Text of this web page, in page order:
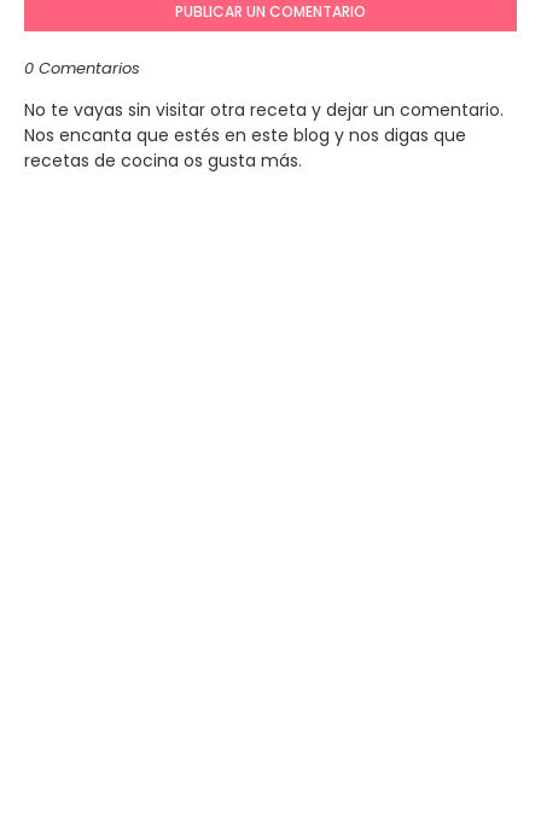
PUBLICAR UN COMENTARIO
0 Comentarios
No te vayas sin visitar otra receta y dejar un comentario.
Nos encanta que estés en este blog y nos digas que
recetas de cocina os gusta más.